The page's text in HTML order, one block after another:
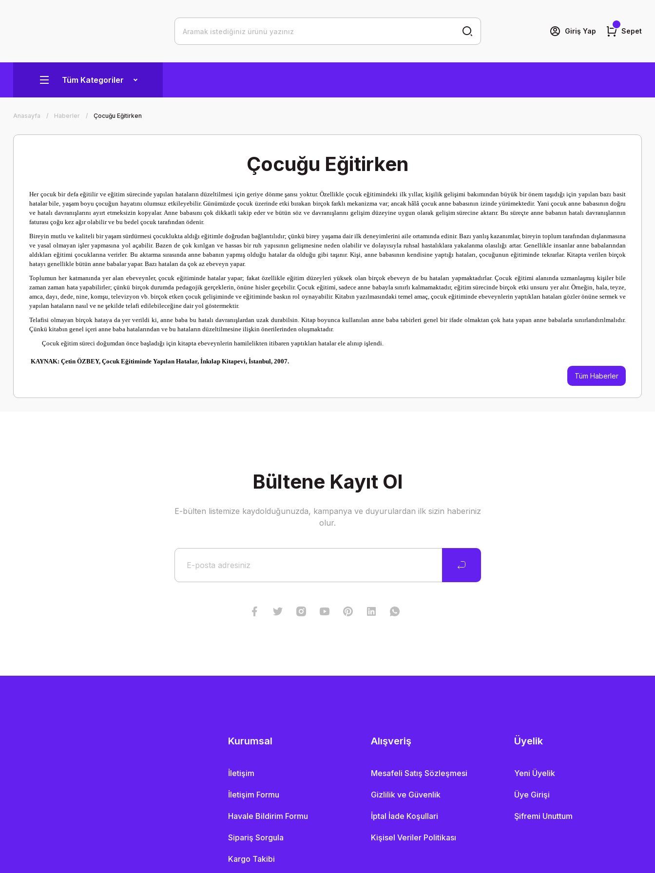
Giriş Yap Sepet
Tüm Kategoriler
Anasayfa Haberler Çocuğu Eğitirken
Çocuğu Eğitirken
Her çocuk bir defa eğitilir ve eğitim sürecinde yapılan hataların düzeltilmesi için geriye dönme şansı yoktur. Özellikle çocuk eğitimindeki ilk yıllar, kişilik gelişimi bakımından büyük bir önem taşıdığı için yapılan bazı basit
hatalar bile, yaşam boyu çocuğun hayatını olumsuz etkileyebilir. Günümüzde çocuk üzerinde etki bırakan birçok farklı mekanizma var; ancak hâlâ çocuk anne babasının izinde yürümektedir. Yani çocuk anne babasının doğru
ve hatalı davranışlarını ayırt etmeksizin kopyalar. Anne babasını çok dikkatli takip eder ve bütün söz ve davranışlarını gelişim düzeyine uygun olarak gelişim sürecine aktarır. Bu süreçte anne babanın hatalı davranışlarının
faturası çoğu kez ağır olabilir ve bu bedel çocuk tarafından ödenir.
Bireyin mutlu ve kaliteli bir yaşam sürdürmesi çocuklukta aldığı eğitimle doğrudan bağlantılıdır; çünkü birey yaşama dair ilk deneyimlerini aile ortamında edinir. Bazı yanlış kazanımlar, bireyin toplum tarafından dışlanmasına
ve yasal olmayan işler yapmasına yol açabilir. Bazen de çok kırılgan ve hassas bir ruh yapısının gelişmesine neden olabilir ve dolayısıyla ruhsal hastalıklara yakalanma olasılığı artar. Genellikle insanlar anne babalarından
aldıkları eğitimi çocuklarına verirler. Bu aktarma sırasında anne babanın yapmış olduğu hatalar da olduğu gibi taşınır. Kişi, anne babasının kendisine yaptığı hataları, çocuğunun eğitiminde tekrarlar. Kitapta verilen birçok
hatayı genellikle bütün anne babalar yapar. Bazı hataları da çok az ebeveyn yapar.
Toplumun her katmanında yer alan ebeveynler, çocuk eğitiminde hatalar yapar; fakat özellikle eğitim düzeyleri yüksek olan birçok ebeveyn de bu hataları yapmaktadırlar. Çocuk eğitimi alanında uzmanlaşmış kişiler bile
zaman zaman hata yapabilirler; çünkü birçok durumda pedagojik gerçeklerin, önüne hisler geçebilir. Çocuk eğitimi, sadece anne babayla sınırlı kalmamaktadır, eğitim sürecinde birçok etki unsuru yer alır. Örneğin, hala, teyze,
amca, dayı, dede, nine, komşu, televizyon vb. birçok etken çocuk gelişiminde ve eğitiminde baskın rol oynayabilir. Kitabın yazılmasındaki temel amaç, çocuk eğitiminde ebeveynlerin yaptıkları hataları gözler önüne sermek ve
yapılan hataların nasıl ve ne şekilde telafi edilebileceğine dair yol göstermektir.
Telafisi olmayan birçok hataya da yer verildi ki, anne baba bu hatalı davranışlardan uzak durabilsin. Kitap boyunca kullanılan anne baba tabirleri genel bir ifade olmaktan çok hata yapan anne babalarla sınırlandırılmalıdır.
Çünkü kitabın genel içeri anne baba hatalarından ve bu hataların düzeltilmesine ilişkin önerilerinden oluşmaktadır.
Çocuk eğitim süreci doğumdan önce başladığı için kitapta ebeveynlerin hamilelikten itibaren yaptıkları hatalar ele alınıp işlendi.
KAYNAK: Çetin ÖZBEY, Çocuk Eğitiminde Yapılan Hatalar, İnkılap Kitapevi, İstanbul, 2007.
Tüm Haberler
Bültene Kayıt Ol
E-bülten listemize kaydolduğunuzda, kampanya ve duyurulardan ilk sizin haberiniz
olur.
Kurumsal
İletişim
İletişim Formu
Havale Bildirim Formu
Sipariş Sorgula
Kargo Takibi
Alışveriş
Mesafeli Satış Sözleşmesi
Gizlilik ve Güvenlik
İptal İade Koşullari
Kişisel Veriler Politikası
Üyelik
Yeni Üyelik
Üye Girişi
Şifremi Unuttum